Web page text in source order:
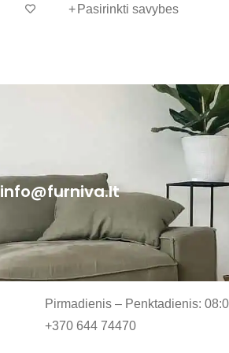
Pasirinkti savybes
info@furniva.lt
Pirmadienis – Penktadienis:
+370 644 74470